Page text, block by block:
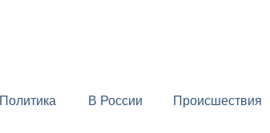
Политика В России Происшествия